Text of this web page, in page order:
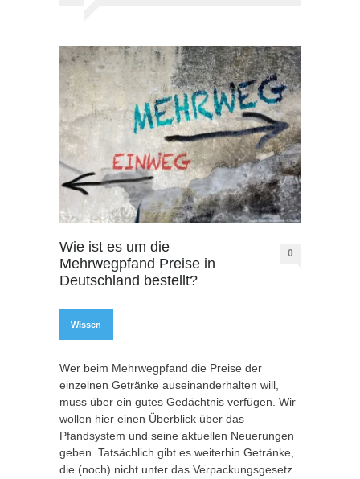
Wie ist es um die
Mehrwegpfand Preise in
Deutschland bestellt?
0
Wissen
Wer beim Mehrwegpfand die Preise der
einzelnen Getränke auseinanderhalten will,
muss über ein gutes Gedächtnis verfügen. Wir
wollen hier einen Überblick über das
Pfandsystem und seine aktuellen Neuerungen
geben. Tatsächlich gibt es weiterhin Getränke,
die (noch) nicht unter das Verpackungsgesetz